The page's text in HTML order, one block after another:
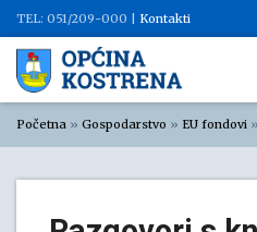
TEL: 051/209-000 | Kontakti
Početna » Gospodarstvo » EU fondovi »